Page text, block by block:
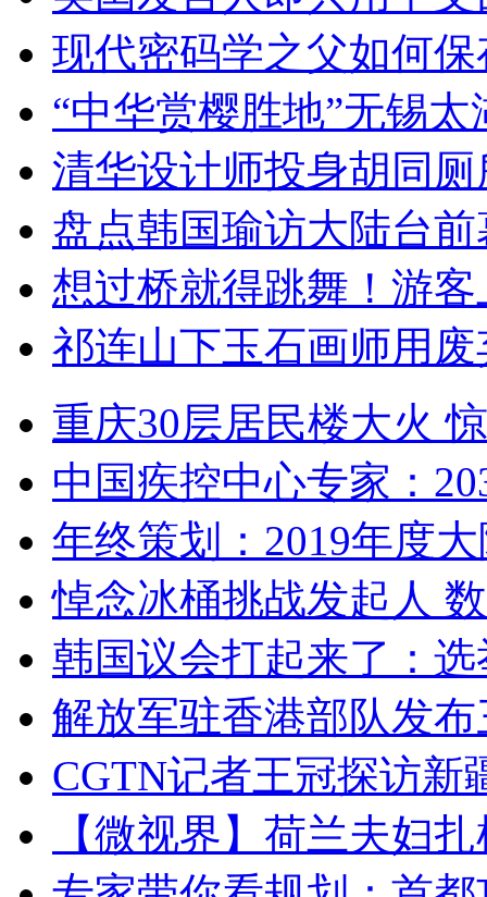
现代密码学之父如何
“中华赏樱胜地”无锡
清华设计师投身胡同
盘点韩国瑜访大陆台
想过桥就得跳舞！游客
祁连山下玉石画师用
重庆30层居民楼大火
中国疾控中心专家：
年终策划：2019年度
悼念冰桶挑战发起人
韩国议会打起来了：
解放军驻香港部队发
CGTN记者王冠探访新
【微视界】荷兰夫妇